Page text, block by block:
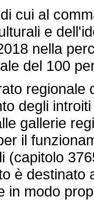
cui al
e
nella
del 100
regionale
degli
gallerie
il
(capitolo
è destinato
in modo